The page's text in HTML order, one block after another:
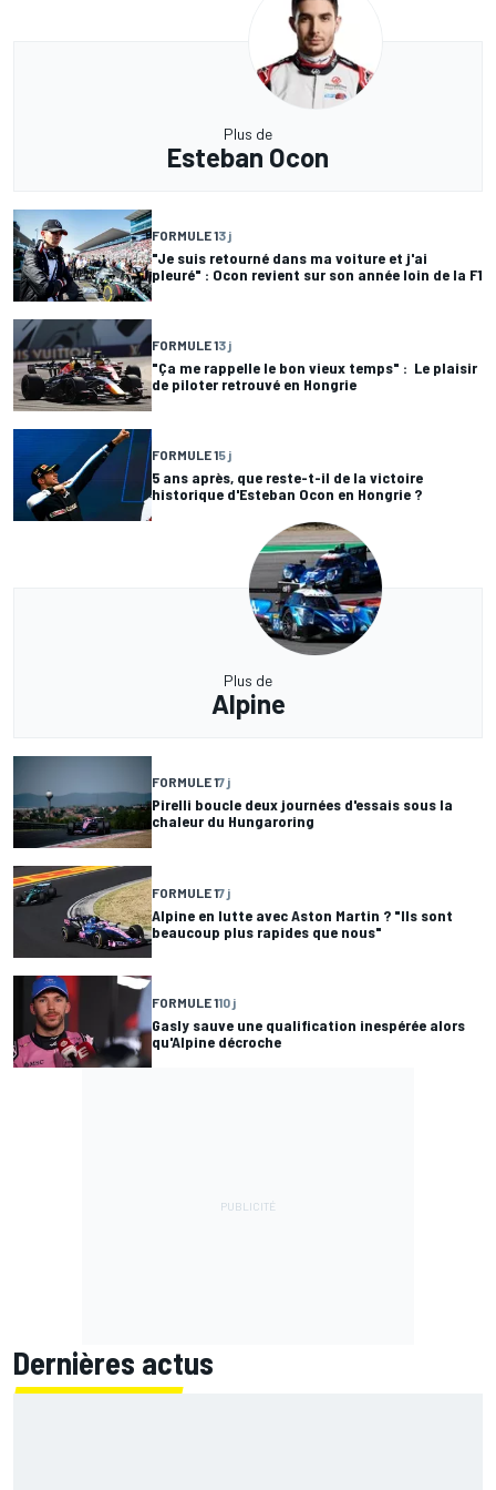
Plus de
Esteban Ocon
FORMULE 13 j
"Je suis retourné dans ma voiture et j'ai
pleuré" : Ocon revient sur son année loin de la F1
FORMULE 13 j
"Ça me rappelle le bon vieux temps" : Le plaisir
de piloter retrouvé en Hongrie
FORMULE 15 j
5 ans après, que reste-t-il de la victoire
historique d'Esteban Ocon en Hongrie ?
Plus de
Alpine
FORMULE 17 j
Pirelli boucle deux journées d'essais sous la
chaleur du Hungaroring
FORMULE 17 j
Alpine en lutte avec Aston Martin ? "Ils sont
beaucoup plus rapides que nous"
FORMULE 110 j
Gasly sauve une qualification inespérée alors
qu'Alpine décroche
Dernières actus